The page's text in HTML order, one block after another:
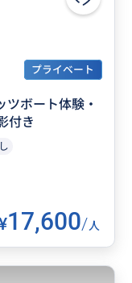
プライベート
ツボート体験・
付き
17,600/人